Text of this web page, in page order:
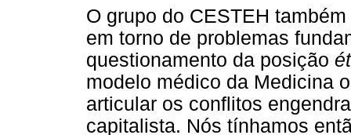
O grupo do CESTEH
em torno de problemas
questionamento da posição
modelo médico da Medicina
articular os conflitos
capitalista. Nós tínhamos